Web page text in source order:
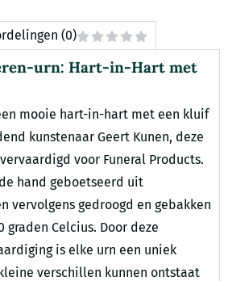
(0)
urn: Hart-in-Hart met
mooie hart-in-hart met een kluif
kunstenaar Geert Kunen, deze
voor Funeral Products.
hand geboetseerd uit
vervolgens gedroogd en gebakken
graden Celcius. Door deze
is elke urn een uniek
verschillen kunnen ontstaat